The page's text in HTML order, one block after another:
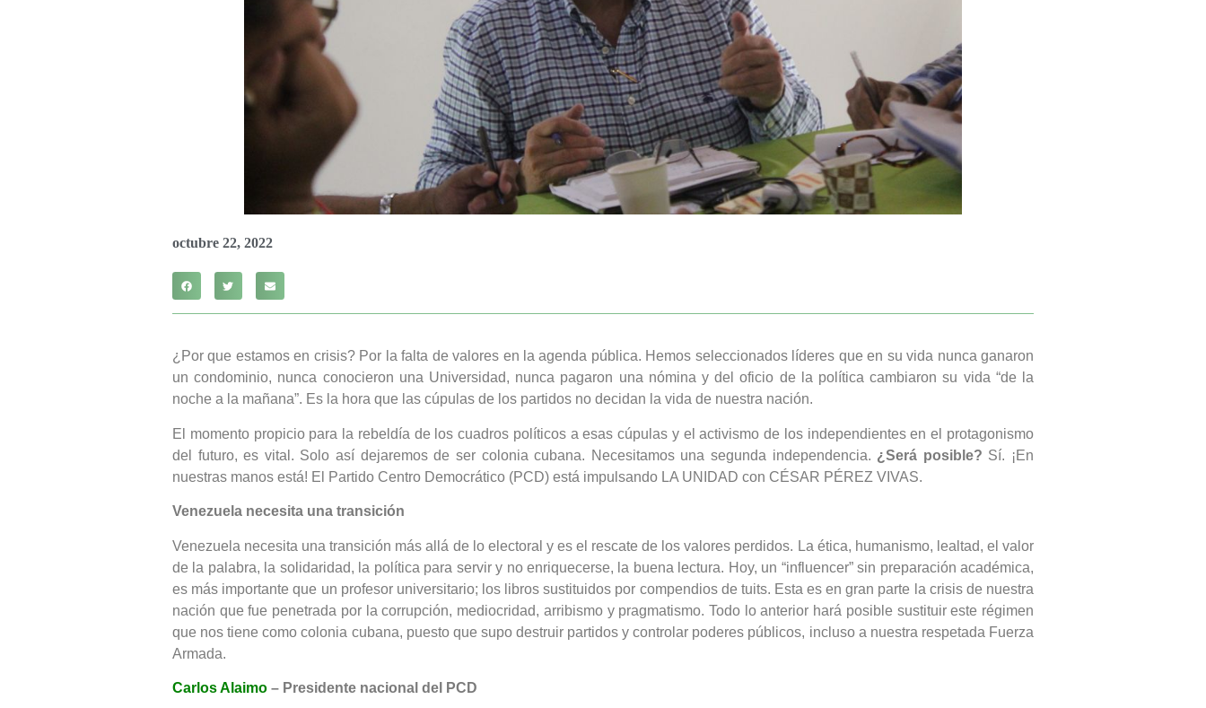
octubre 22, 2022
¿Por que estamos en crisis? Por la falta de valores en la agenda pública. Hemos seleccionados líderes que en su vida nunca ganaron
un condominio, nunca conocieron una Universidad, nunca pagaron una nómina y del oficio de la política cambiaron su vida “de la
noche a la mañana”. Es la hora que las cúpulas de los partidos no decidan la vida de nuestra nación.
El momento propicio para la rebeldía de los cuadros políticos a esas cúpulas y el activismo de los independientes en el protagonismo
del futuro, es vital. Solo así dejaremos de ser colonia cubana. Necesitamos una segunda independencia. ¿Será posible? Sí. ¡En
nuestras manos está! El Partido Centro Democrático (PCD) está impulsando LA UNIDAD con CÉSAR PÉREZ VIVAS.
Venezuela necesita una transición
Venezuela necesita una transición más allá de lo electoral y es el rescate de los valores perdidos. La ética, humanismo, lealtad, el valor
de la palabra, la solidaridad, la política para servir y no enriquecerse, la buena lectura. Hoy, un “influencer” sin preparación académica,
es más importante que un profesor universitario; los libros sustituidos por compendios de tuits. Esta es en gran parte la crisis de nuestra
nación que fue penetrada por la corrupción, mediocridad, arribismo y pragmatismo. Todo lo anterior hará posible sustituir este régimen
que nos tiene como colonia cubana, puesto que supo destruir partidos y controlar poderes públicos, incluso a nuestra respetada Fuerza
Armada.
Carlos Alaimo – Presidente nacional del PCD